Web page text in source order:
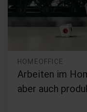
HOMEOFFICE
Arbeiten im
aber auch